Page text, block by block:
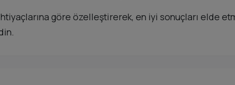
göre özelleştirerek, en iyi sonuçları elde